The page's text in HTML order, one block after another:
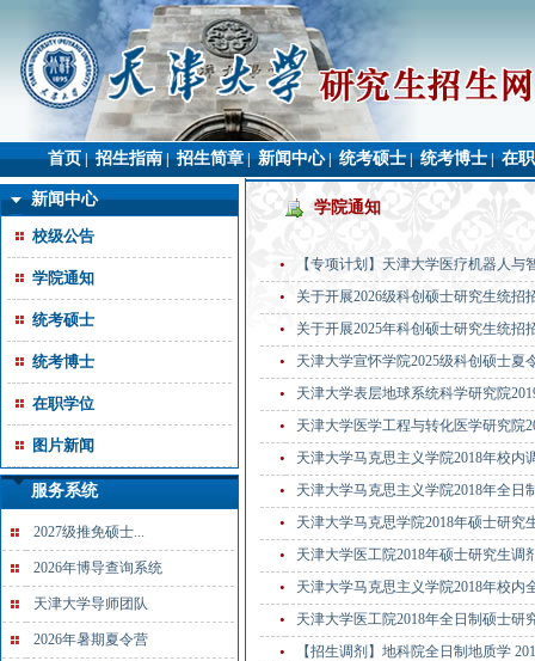
首页 | 招生指南 | 招生简章 | 新闻中心 | 统考硕士 | 统考博士 | 在
新闻中心
校级公告
学院通知
统考硕士
统考博士
在职学位
图片新闻
服务系统
2027级推免硕士...
2026年博导查询系统
天津大学导师团队
2026年暑期夏令营
学院通知
• 【专项计划】天津大学医疗机器人
• 关于开展2026级科创硕士研究生统招
• 关于开展2025年科创硕士研究生统招
• 天津大学宣怀学院2025级科创硕士夏
• 天津大学表层地球系统科学研究院
• 天津大学医学工程与转化医学研究院
• 天津大学马克思主义学院2018年校内
• 天津大学马克思主义学院2018年全
• 天津大学马克思学院2018年硕士研究
• 天津大学医工院2018年硕士研究生
• 天津大学马克思主义学院2018年校内
• 天津大学医工院2018年全日制硕士
• 【招生调剂】地科院全日制地质学